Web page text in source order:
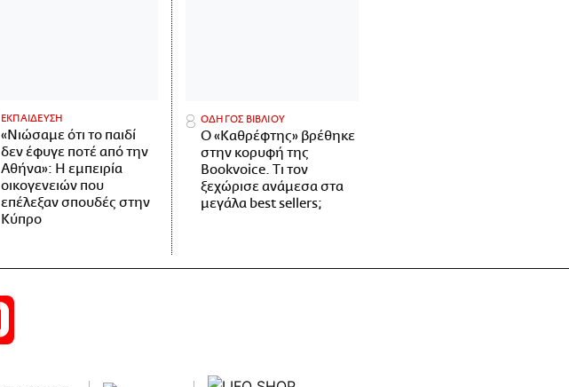
ΕΚΠΑΙΔΕΥΣΗ
«Νιώσαμε ότι το παιδί
δεν έφυγε ποτέ από την
Αθήνα»: Η εμπειρία
οικογενειών που
επέλεξαν σπουδές στην
Κύπρο
ΟΔΗΓΟΣ ΒΙΒΛΙΟΥ
Ο «Καθρέφτης» βρέθηκε
στην κορυφή της
Bookvoice. Τι τον
ξεχώρισε ανάμεσα στα
μεγάλα best sellers;